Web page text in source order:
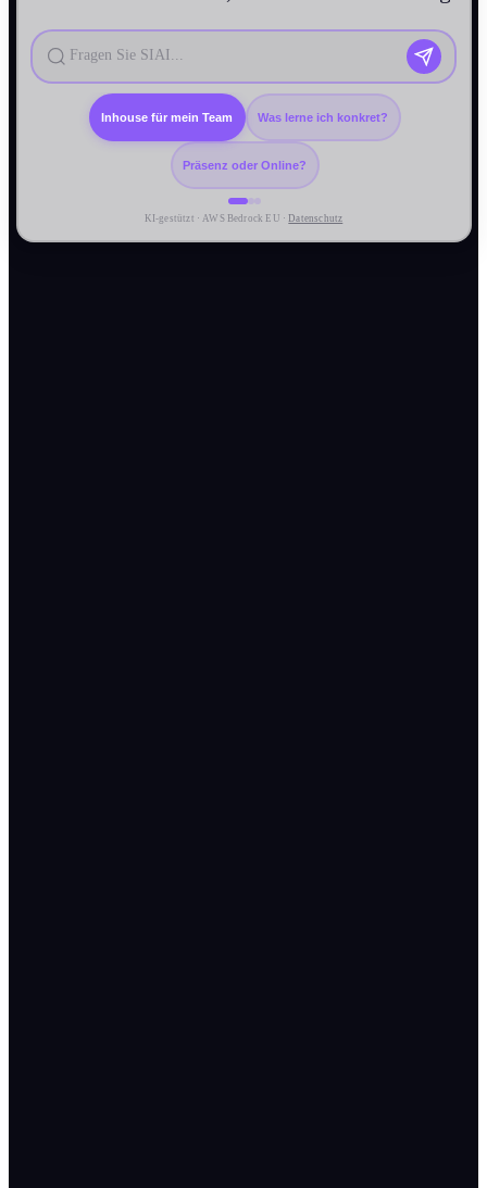
Was lerne ich konkret?
Präsenz oder Online?
Inhouse für mein Team
KI-gestützt · AWS Bedrock EU ·Datenschutz